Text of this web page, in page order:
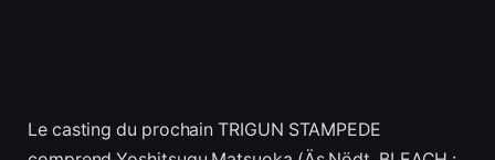
Le casting du prochain TRIGUN STAMPEDE